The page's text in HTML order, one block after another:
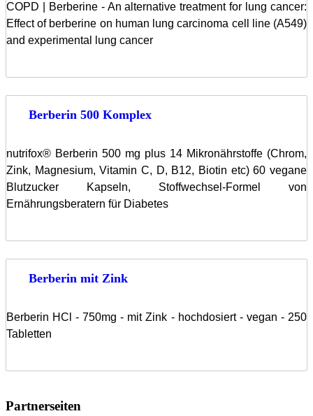
COPD | Berberine - An alternative treatment for lung cancer:
Effect of berberine on human lung carcinoma cell line (A549)
and experimental lung cancer
Berberin 500 Komplex
nutrifox® Berberin 500 mg plus 14 Mikronährstoffe (Chrom,
Zink, Magnesium, Vitamin C, D, B12, Biotin etc) 60 vegane
Blutzucker Kapseln, Stoffwechsel-Formel von
Ernährungsberatern für Diabetes
Berberin mit Zink
Berberin HCl - 750mg - mit Zink - hochdosiert - vegan - 250
Tabletten
Partnerseiten